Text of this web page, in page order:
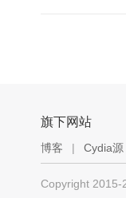
旗下网站
博客 | Cydia源
Copyright 2015-